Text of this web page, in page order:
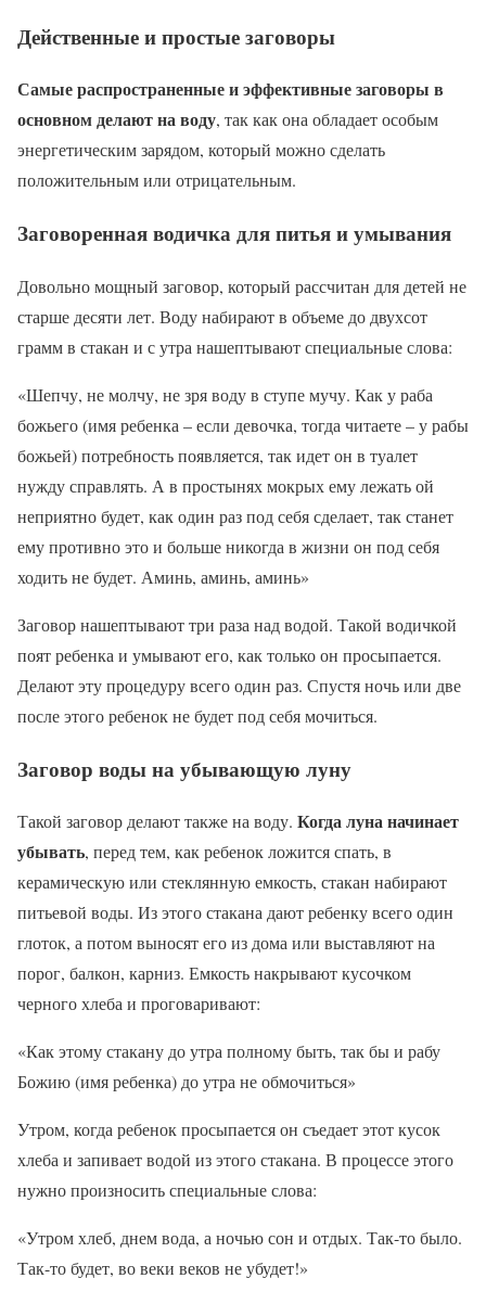
Действенные и простые заговоры
Самые распространенные и эффективные заговоры в
основном делают на воду, так как она обладает особым
энергетическим зарядом, который можно сделать
положительным или отрицательным.
Заговоренная водичка для питья и умывания
Довольно мощный заговор, который рассчитан для детей не
старше десяти лет. Воду набирают в объеме до двухсот
грамм в стакан и с утра нашептывают специальные слова:
«Шепчу, не молчу, не зря воду в ступе мучу. Как у раба
божьего (имя ребенка – если девочка, тогда читаете – у рабы
божьей) потребность появляется, так идет он в туалет
нужду справлять. А в простынях мокрых ему лежать ой
неприятно будет, как один раз под себя сделает, так станет
ему противно это и больше никогда в жизни он под себя
ходить не будет. Аминь, аминь, аминь»
Заговор нашептывают три раза над водой. Такой водичкой
поят ребенка и умывают его, как только он просыпается.
Делают эту процедуру всего один раз. Спустя ночь или две
после этого ребенок не будет под себя мочиться.
Заговор воды на убывающую луну
Такой заговор делают также на воду. Когда луна начинает
убывать, перед тем, как ребенок ложится спать, в
керамическую или стеклянную емкость, стакан набирают
питьевой воды. Из этого стакана дают ребенку всего один
глоток, а потом выносят его из дома или выставляют на
порог, балкон, карниз. Емкость накрывают кусочком
черного хлеба и проговаривают:
«Как этому стакану до утра полному быть, так бы и рабу
Божию (имя ребенка) до утра не обмочиться»
Утром, когда ребенок просыпается он съедает этот кусок
хлеба и запивает водой из этого стакана. В процессе этого
нужно произносить специальные слова:
«Утром хлеб, днем вода, а ночью сон и отдых. Так-то было.
Так-то будет, во веки веков не убудет!»